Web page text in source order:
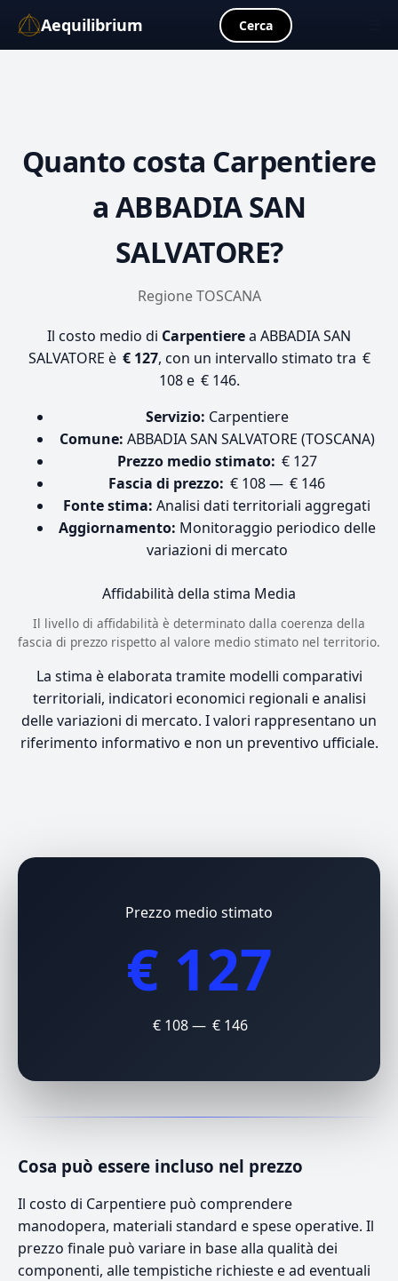
Aequilibrium Cerca
Quanto costa Carpentiere
a ABBADIA SAN
SALVATORE?
Regione TOSCANA
Il costo medio di Carpentierea ABBADIA SAN
SALVATORE è € 127, con un intervallo stimato tra €
108 e € 146.
Servizio: Carpentiere
Comune: ABBADIA SAN SALVATORE (TOSCANA)
Prezzo medio stimato: € 127
Fascia di prezzo: € 108 — € 146
Fonte stima: Analisi dati territoriali aggregati
Aggiornamento: Monitoraggio periodico delle
variazioni di mercato
Affidabilità della stima Media
Il livello di affidabilità è determinato dalla coerenza della
fascia di prezzo rispetto al valore medio stimato nel territorio.
La stima è elaborata tramite modelli comparativi
territoriali, indicatori economici regionali e analisi
delle variazioni di mercato. I valori rappresentano un
riferimento informativo e non un preventivo ufficiale.
Prezzo medio stimato
€ 127
€ 108 — € 146
Cosa può essere incluso nel prezzo
Il costo di Carpentiere può comprendere
manodopera, materiali standard e spese operative. Il
prezzo finale può variare in base alla qualità dei
componenti, alle tempistiche richieste e ad eventuali